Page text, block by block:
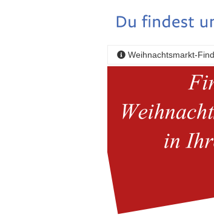
Weihnachtsmarkt-